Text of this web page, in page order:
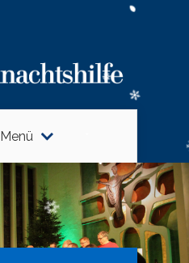
Menü